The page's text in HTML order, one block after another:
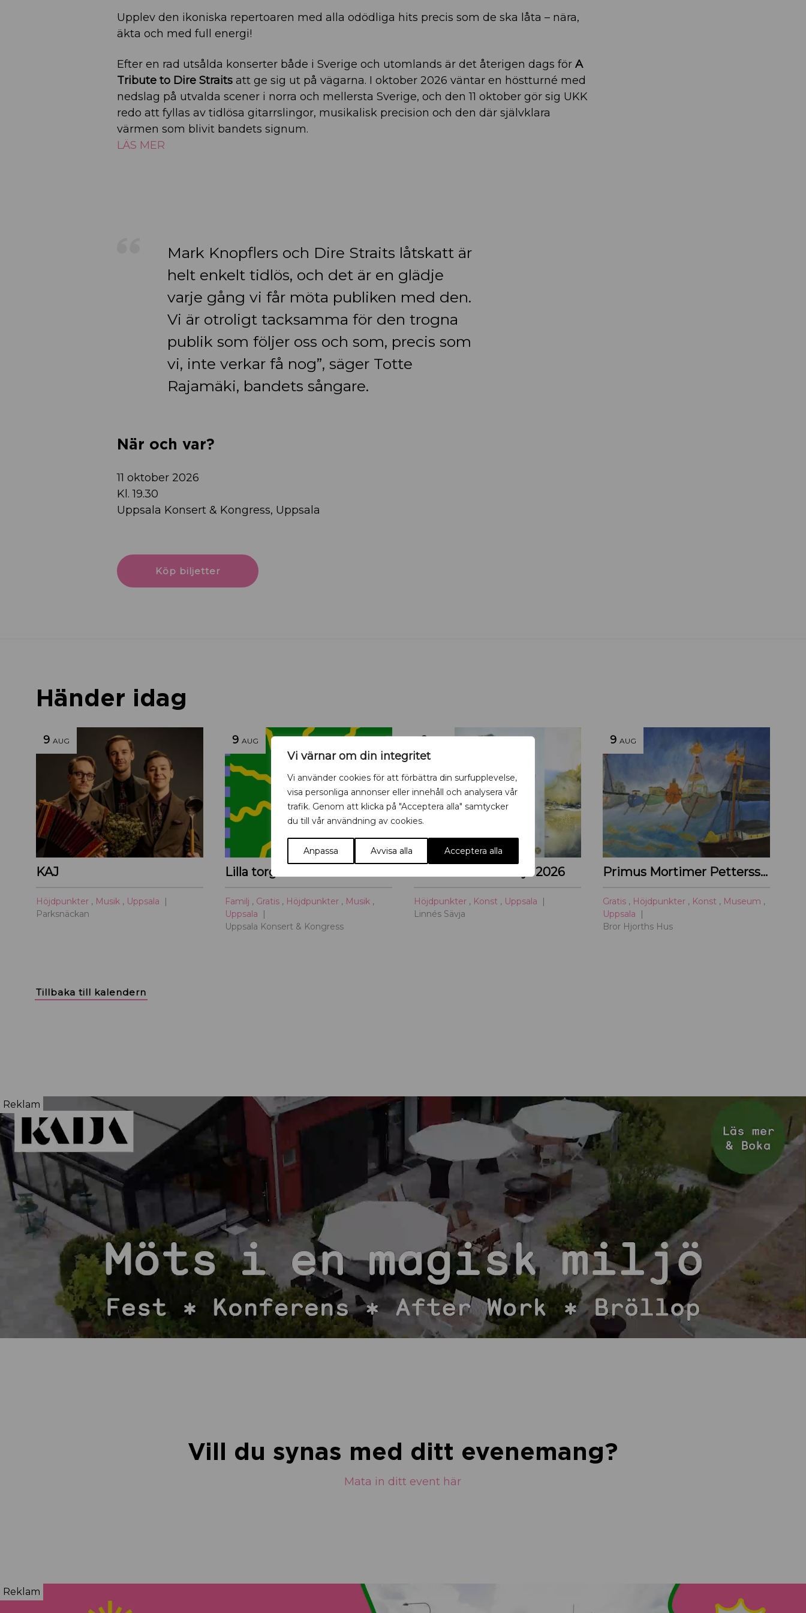
Vi värnar om din integritet
Vi använder cookies för att förbättra din surfupplevelse,
visa personliga annonser eller innehåll och analysera vår
trafik. Genom att klicka på "Acceptera alla" samtycker
du till vår användning av cookies.
Anpassa Avvisa alla Acceptera alla
Upplev den ikoniska repertoaren med alla odödliga hits precis som de ska låta – nära,
äkta och med full energi!
Efter en rad utsålda konserter både i Sverige och utomlands är det återigen dags för A
Tribute to Dire Straits att ge sig ut på vägarna. I oktober 2026 väntar en höstturné med
nedslag på utvalda scener i norra och mellersta Sverige, och den 11 oktober gör sig UKK
redo att fyllas av tidlösa gitarrslingor, musikalisk precision och den där självklara
värmen som blivit bandets signum.
LÄS MER
Mark Knopflers och Dire Straits låtskatt är
helt enkelt tidlös, och det är en glädje
varje gång vi får möta publiken med den.
Vi är otroligt tacksamma för den trogna
publik som följer oss och som, precis som
vi, inte verkar få nog”, säger Totte
Rajamäki, bandets sångare.
När och var?
11 oktober 2026
Kl. 19.30
Uppsala Konsert & Kongress, Uppsala
Köp biljetter
Händer idag
9 AUG
KAJ
Höjdpunkter , Musik , Uppsala
Parksnäckan
9 AUG
Lilla torget
Familj , Gratis , Höjdpunkter , Musik ,
Uppsala
Uppsala Konsert & Kongress
9
Konst i Linnés Sävja 2026
Höjdpunkter , Konst , Uppsala
Linnés Sävja
9 AUG
Primus Mortimer Pettersson
Gratis , Höjdpunkter , Konst , Museum ,
Uppsala
Bror Hjorths Hus
Tillbaka till kalendern
Reklam
Vill du synas med ditt evenemang?
Mata in ditt event här
Reklam